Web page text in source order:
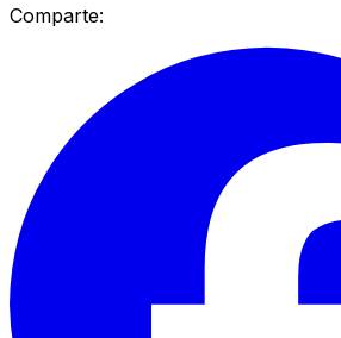
Comparte: